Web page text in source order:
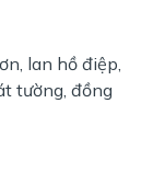
lan hồ điệp,
tường, đồng